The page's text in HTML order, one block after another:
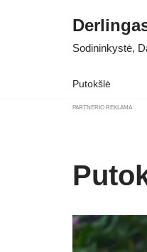
Sodininkystė,
Putokšlė
PARTNERIO REKLAMA